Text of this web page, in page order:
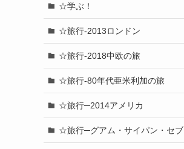
☆学ぶ！
☆旅行-2013ロンドン
☆旅行-2018中欧の旅
☆旅行-80年代亜米利加の旅
☆旅行─2014アメリカ
☆旅行─グアム・サイパン・セブ